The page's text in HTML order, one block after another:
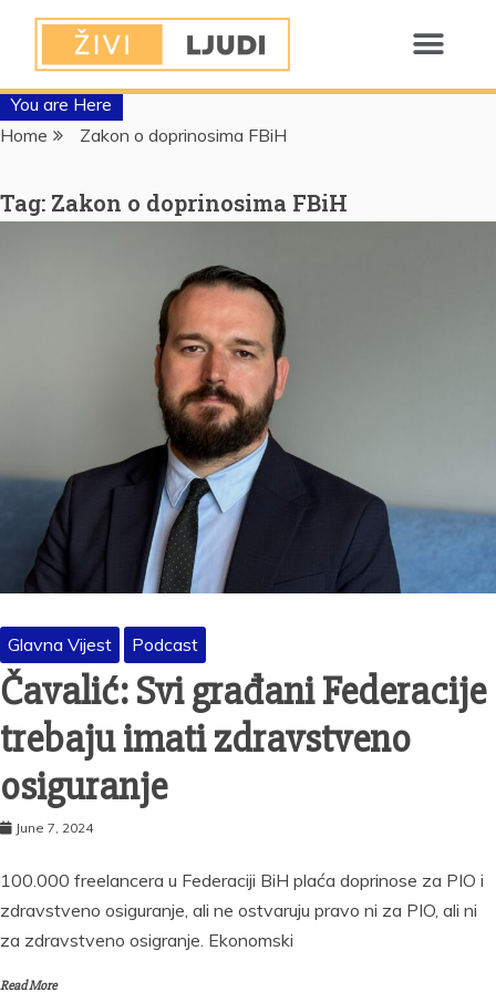
You are Here
Home
Zakon o doprinosima FBiH
Tag: Zakon o doprinosima FBiH
Glavna Vijest Podcast
Čavalić: Svi građani Federacije
trebaju imati zdravstveno
osiguranje
June 7, 2024
100.000 freelancera u Federaciji BiH plaća doprinose za PIO i
zdravstveno osiguranje, ali ne ostvaruju pravo ni za PIO, ali ni
za zdravstveno osigranje. Ekonomski
Read More